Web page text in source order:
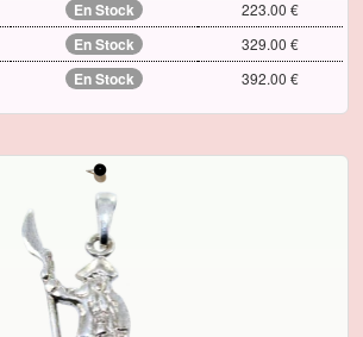
En Stock
223.00 €
En Stock
329.00 €
En Stock 392.00 €